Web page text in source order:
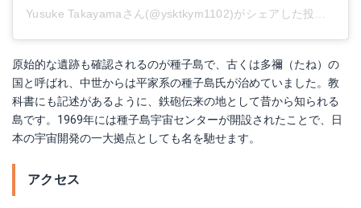
原始的な遺跡も確認されるのが種子島で、古くは多禰（たね）の
国と呼ばれ、中世からは平家系の種子島氏が治めていました。教
科書にも記述があるように、鉄砲伝来の地として昔から知られる
島です。1969年には種子島宇宙センターが開設されたことで、日
本の宇宙開発の一大拠点としても名を馳せます。
アクセス